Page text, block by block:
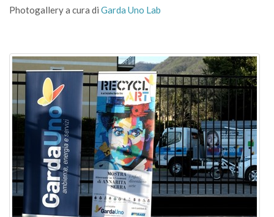
Photogallery a cura di Garda Uno Lab